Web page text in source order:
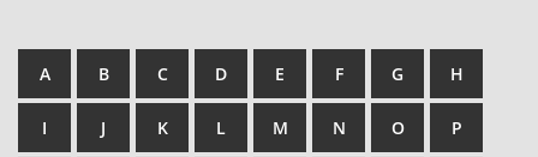
A B C D E F G H
I J K L M N O P